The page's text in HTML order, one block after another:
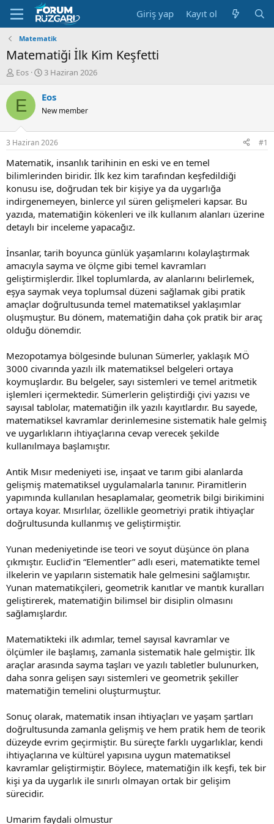
Giriş yap Kayıt ol
Matematik
Matematiği İlk Kim Keşfetti
K
n
u
u
B
a
ş
l
a
t
a
n
Eos
B
ş
a
g
ı
ç
a
r
i
h
i
3 Haziran 2026
E Eos
New member
3 Haziran 2026 #1
Matematik, insanlık tarihinin en eski ve en temel
bilimlerinden biridir. İlk kez kim tarafından keşfedildiği
konusu ise, doğrudan tek bir kişiye ya da uygarlığa
indirgenemeyen, binlerce yıl süren gelişmeleri kapsar. Bu
yazıda, matematiğin kökenleri ve ilk kullanım alanları üzerine
detaylı bir inceleme yapacağız.
İnsanlar, tarih boyunca günlük yaşamlarını kolaylaştırmak
amacıyla sayma ve ölçme gibi temel kavramları
geliştirmişlerdir. İlkel toplumlarda, av alanlarını belirlemek,
eşya saymak veya toplumsal düzeni sağlamak gibi pratik
amaçlar doğrultusunda temel matematiksel yaklaşımlar
oluşmuştur. Bu dönem, matematiğin daha çok pratik bir araç
olduğu dönemdir.
Mezopotamya bölgesinde bulunan Sümerler, yaklaşık MÖ
3000 civarında yazılı ilk matematiksel belgeleri ortaya
koymuşlardır. Bu belgeler, sayı sistemleri ve temel aritmetik
işlemleri içermektedir. Sümerlerin geliştirdiği çivi yazısı ve
sayısal tablolar, matematiğin ilk yazılı kayıtlardır. Bu sayede,
matematiksel kavramlar derinlemesine sistematik hale gelmiş
ve uygarlıkların ihtiyaçlarına cevap verecek şekilde
kullanılmaya başlamıştır.
Antik Mısır medeniyeti ise, inşaat ve tarım gibi alanlarda
gelişmiş matematiksel uygulamalarla tanınır. Piramitlerin
yapımında kullanılan hesaplamalar, geometrik bilgi birikimini
ortaya koyar. Mısırlılar, özellikle geometriyi pratik ihtiyaçlar
doğrultusunda kullanmış ve geliştirmiştir.
Yunan medeniyetinde ise teori ve soyut düşünce ön plana
çıkmıştır. Euclid’in “Elementler” adlı eseri, matematikte temel
ilkelerin ve yapıların sistematik hale gelmesini sağlamıştır.
Yunan matematikçileri, geometrik kanıtlar ve mantık kuralları
geliştirerek, matematiğin bilimsel bir disiplin olmasını
sağlamışlardır.
Matematikteki ilk adımlar, temel sayısal kavramlar ve
ölçümler ile başlamış, zamanla sistematik hale gelmiştir. İlk
araçlar arasında sayma taşları ve yazılı tabletler bulunurken,
daha sonra gelişen sayı sistemleri ve geometrik şekiller
matematiğin temelini oluşturmuştur.
Sonuç olarak, matematik insan ihtiyaçları ve yaşam şartları
doğrultusunda zamanla gelişmiş ve hem pratik hem de teorik
düzeyde evrim geçirmiştir. Bu süreçte farklı uygarlıklar, kendi
ihtiyaçlarına ve kültürel yapısına uygun matematiksel
kavramlar geliştirmiştir. Böylece, matematiğin ilk keşfi, tek bir
kişi ya da uygarlık ile sınırlı olmayan ortak bir gelişim
sürecidir.
Umarim faydali olmustur